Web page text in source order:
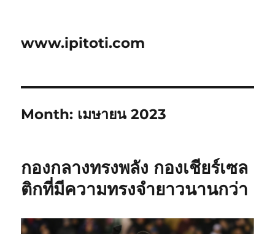
www.ipitoti.com
Month: เมษายน 2023
กองกลางทรงพลัง กองเชียร์เซล
ติกที่มีความทรงจำยาวนานกว่า